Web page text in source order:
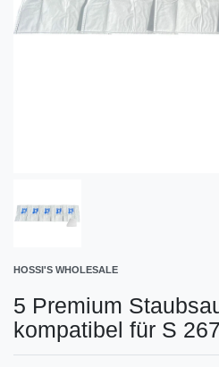
HOSSI'S WHOLESALE
5 Premium
kompatibel für S